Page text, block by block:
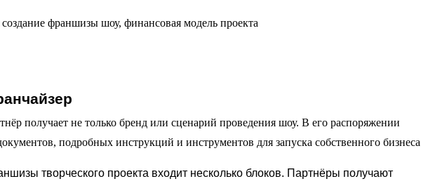
получает не только бренд или сценарий проведения шоу. В его распоряжении
подробных инструкций и инструментов для запуска собственного
творческого проекта входит несколько блоков. Партнёры получают